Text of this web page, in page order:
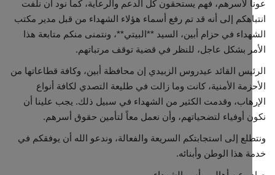
لأسرهم، فهم يستحقون كل الدعم والرعاية، كما نود أن نلفت
إلى أنه قد تم رفع أسماء هؤلاء الشهداء من قبل مدير مكتب
في حزام أبين، السيد **البيتي**، ونتمنى منكم متابعة هذا
بشكل عاجل، للنظر في قضية توقف مرتباتهم.
القائد عيدروس الزبيدي إن محافظة أبين، وكافة قطاعاتها من
الأمنية، كانت وما زالت في طليعة التصدي لكافة أنواع
وقدمت الكثير من الشهداء في سبيل ذلك. يجب علينا أن
أوفياء لتضحياتهم، وأن نعمل معاً لتأمين حقوق أسرهم.
إلى استجابتكم السريعة والفعالة، وندعو الله أن يوفقكم في
هذا الوطن وأبنائه.